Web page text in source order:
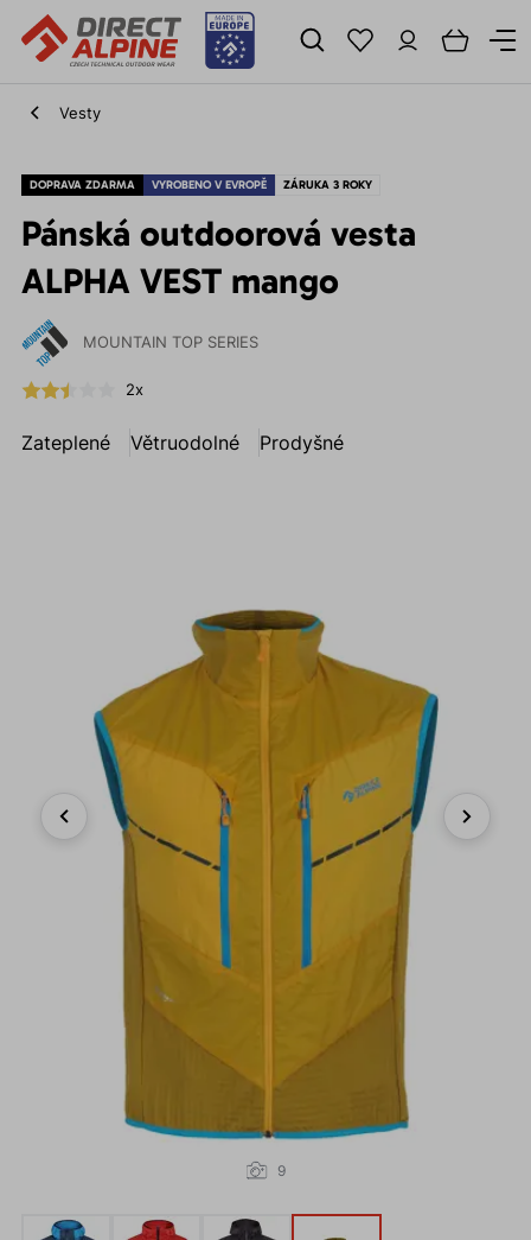
Vesty
DOPRAVA ZDARMA VYROBENO V EVROPĚ ZÁRUKA 3 ROKY
Pánská outdoorová vesta
ALPHA VEST mango
MOUNTAIN TOP SERIES
2x
Zateplené Větruodolné Prodyšné
9